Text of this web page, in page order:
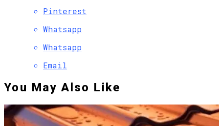
Pinterest
Whatsapp
Whatsapp
Email
You May Also Like